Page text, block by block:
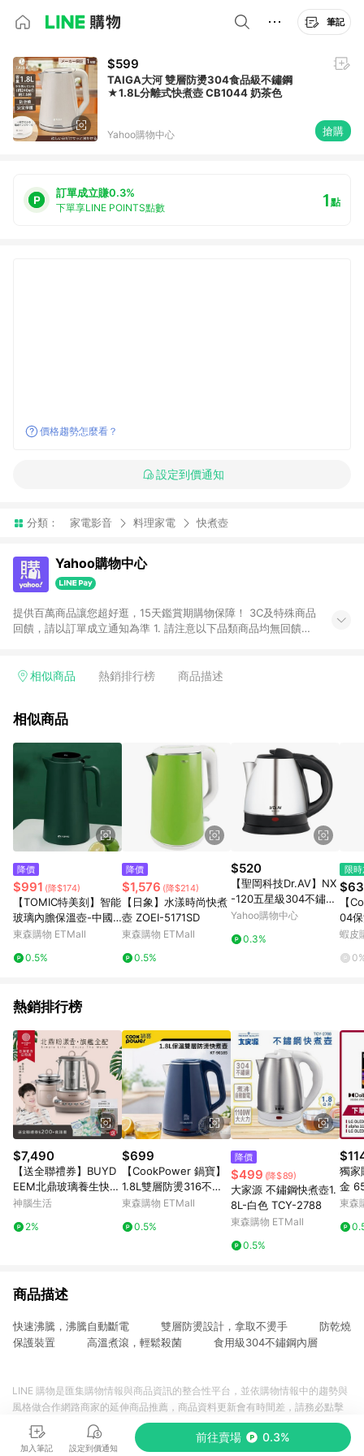
筆記
$599
TAIGA大河 雙層防燙304食品級不鏽鋼
★1.8L分離式快煮壺 CB1044 奶茶色
Yahoo購物中心 搶購
訂單成立賺0.3%
下單享LINE POINTS點數 1點
價格趨勢怎麼看？
設定到價通知
分類： 家電影音 料理家電 快煮壺
Yahoo購物中心
提供百萬商品讓您超好逛，15天鑑賞期購物保障！ 3C及特殊商品
回饋，請以訂單成立通知為準 1. 請注意以下品類商品均無回饋：
電玩/遊戲/相機/單眼/鏡頭/拍立得 [2024/6/1起適用] -內接硬
的購回饋活動享Yahoo超贈點回饋者 - 購物中心商店之商品：商
3. 訂單回饋金額將扣除運費/購物金/超贈點/福利金/紅利折抵/折
價券等虛擬貨幣折抵 4. 大宗採購或批發轉賣不具回饋資格： 如
有相關事證認定您為大宗採購、批發轉賣而非最終消費使用者，
相似商品 熱銷排行榜 商品描述
相似商品
降價
$991 (降$174)
【TOMIC特美刻】智能
玻璃內膽保溫壺-中國
紅/復古綠1500ML _TJ
東森購物 ETMall
0.5%
降價
$1,576 (降$214)
【日象】水漾時尚快煮
壺 ZOEI-5171SD
東森購物 ETMall
0.5%
$520
【聖岡科技Dr.AV】NX
-120五星級304不鏽鋼
1.2L快煮壺(燒水大師5
Yahoo購物中心
0.3%
限
【
04
蝦皮
熱銷排行榜
$7,490
【送全聯禮券】BUYD
EEM北鼎玻璃養生快煮
壺-粉漾美顏壼旗艦全
公司貨-陳月卿代言
神腦生活
2%
$699
【CookPower 鍋寶】
1.8L雙層防燙316不鏽
鋼保溫快煮壺(KT-9018
茶壺/煮水壺
東森購物 ETMall
0.5%
降價
$499 (降$89)
大家源 不鏽鋼快煮壺1.
8L-白色 TCY-2788
東森購物 ETMall
0.5%
獨
金
o AI
東森
商品描述
快速沸騰，沸騰自動斷電 雙層防燙設計，拿取不燙手 防乾燒
保護裝置 高溫煮滾，輕鬆殺菌 食用級304不鏽鋼內層
加入筆記 設定到價通知
前往賣場 0.3%
LINE 購物是匯集購物情報與商品資訊的整合性平台，並依購物情報中的趨勢與
風格做合作網路商家的延伸商品推薦，商品資料更新會有時間差，請務必點擊
商品至各合作網路商家，確認現售價與購物條件，一切資訊以合作廠商網頁為
準。